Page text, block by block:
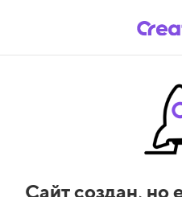
Сайт создан, но